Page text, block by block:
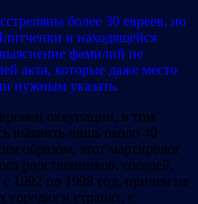
более 30 евреев, но
и находящейся
фамилий не
акта, которые даже место
нужным указать.
оккупации, в том
выявить лишь около 40
образом, этот мартиролог
родственников, соседей,
1992 по 1998 год, причем не
городах и странах, с